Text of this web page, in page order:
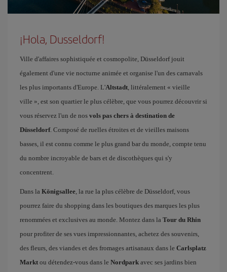
¡Hola, Dusseldorf!
Ville d'affaires sophistiquée et cosmopolite, Düsseldorf jouit
également d'une vie nocturne animée et organise l'un des carnavals
les plus importants d'Europe. L'Altstadt, littéralement « vieille
ville », est son quartier le plus célèbre, que vous pourrez découvrir si
vous réservez l'un de nos vols pas chers à destination de
Düsseldorf. Composé de ruelles étroites et de vieilles maisons
basses, il est connu comme le plus grand bar du monde, compte tenu
du nombre incroyable de bars et de discothèques qui s'y
concentrent.
Dans la Königsallee, la rue la plus célèbre de Düsseldorf, vous
pourrez faire du shopping dans les boutiques des marques les plus
renommées et exclusives au monde. Montez dans la Tour du Rhin
pour profiter de ses vues impressionnantes, achetez des souvenirs,
des fleurs, des viandes et des fromages artisanaux dans le Carlsplatz
Markt ou détendez-vous dans le Nordpark avec ses jardins bien